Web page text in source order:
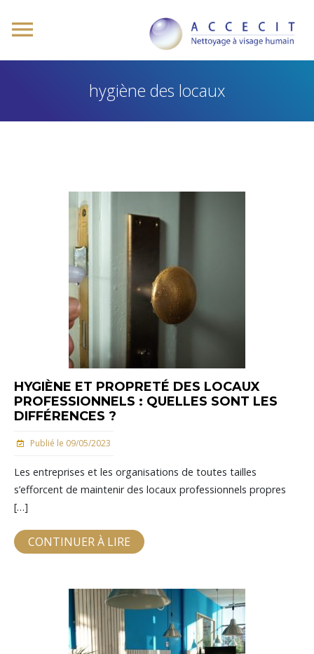
hygiène des locaux
HYGIÈNE ET PROPRETÉ DES LOCAUX
PROFESSIONNELS : QUELLES SONT LES
DIFFÉRENCES ?
Publié le 09/05/2023
Les entreprises et les organisations de toutes tailles
s’efforcent de maintenir des locaux professionnels propres
[…]
CONTINUER À LIRE